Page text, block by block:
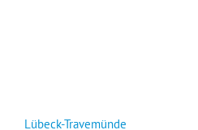
Lübeck-Travemünde